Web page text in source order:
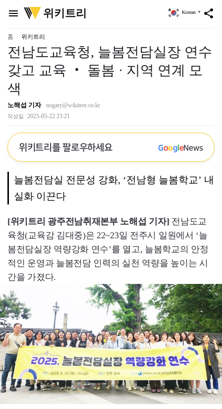
menu
위
키
리
위키트리 share
Korean ▼
홈 위키트리
전남도교육청, 늘봄전담실장 연수
갖고 교육 ‧ 돌봄 · 지역 연계 모
색
노해섭 기자 nogary@wikitree.co.kr
작성일 2025-05-22 23:21
위키트리를 팔로우하세요 GoogleNews
늘봄전담실 전문성 강화, ‘전남형 늘봄학교’ 내
실화 이끈다
[위키트리 광주전남취재본부 노해섭 기자] 전남도교
육청(교육감 김대중)은 22~23일 전주시 일원에서 ‘늘
봄전담실장 역량강화 연수’를 열고, 늘봄학교의 안정
적인 운영과 늘봄전담 인력의 실천 역량을 높이는 시
간을 가졌다.